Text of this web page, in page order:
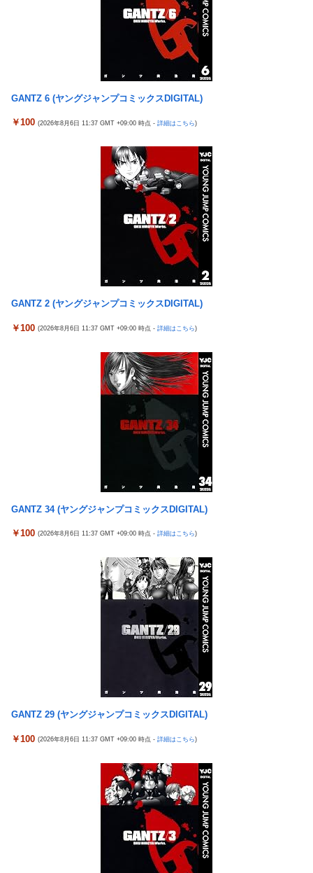
精神科に通院してるけど「ヤンキー・ギャル・体育会系・
茶髪や金髪の人」を待合室で一度も見たことない
ミヤネ屋に出演した左派の社会学者、イオン爆発事故の例
「こんな事になるんやから強制置き配は止めておくべき」
とユーザーがドン引き、UberEatsが導入した強制置き配が起こし
【衝撃】クルタ族虐 殺の犯人、ツェリードニヒで確定！ク
ロロの演劇のせいで2人も無駄死ににwwww
【悲報】ライター「ちいかわが反社とコラボしてた」ﾊﾟｼｬ
死神のコスプレをして隣のビルの屋上から病院を眺めてい
【画像】コスプレイヤーが死ぬ気で痩せた結果ｗｗｗｗ
【悲報】福岡の電車、完全にやらかす。構内アナウンスで
ド下ネタを連発するｗｗｗｗｗ
人気すぎる…
【日向坂46】 かほりん、ありのままの姿・・・【藤嶌果歩
【パ順位】鷹========猫-公=====檻-/==鴎=========鷲
【悲報】みのもんたさん、代表作が「クイズミリオネア」
【幽霊否定派、完全論破】幽霊がいないなら午前2時に一
人で墓石を木刀で叩き割れるよな？ｗｗｗｗｗ
で大当たり＝速さが段違い！渾身のRUSHに神谷が挑む！！】
New!
【実戦報告】Lストリートファイター6の評判まとめ！ヤレ
4号機ジジイ「どんなノーマルタイプでも下皿はガッチガ
チがデフォ」←マジで無駄な事やってるよな
【画像】田中みな実さん、妊娠中とは思えないヒール姿で
ワイ手取り15万正社員→副業でウーバーやってるんやが金
株式投資、若年男性の自信喪失の原因に-6割超が「人生の
New! 韓国警察、大韓サッカー協会を家宅捜索 代表監督選考巡り
New!
パヨク「アジア人民、中国人民と連帯して戦おー！悪政高
積水ハウス「地面師に55億円騙し取られた…」ワイ「はえ
ーかわいそう…会社滅茶苦茶やろなぁ」
【悲報】茂木敏充外相、『大炎上』してしま
「電車で女性が失神したら無言の男が真横についてきた」
とタレントが主張、虚言疑惑が出ると「その男の垢を発見した」
【日向坂46】 かほりん、ありのままの姿・・・【藤嶌果歩
【画像】スト6に彗星の如く現れたフィリピン人キャラが
New!
周囲の人「おい見ろよ…」「一人で来てんのかな…？ｗ」
「腹でけーｗ」一人焼肉ワイ「……ッ…！」
【衝撃】ワイ、偏差値30台の高校に入学した結果ｗｗｗｗ
【悲報】ワンダンス作者「手書きでダンスアニメ描いてみ
ました」←アニメの当てつけにしか見えないと話題に
エアギアって再アニメ化したら良さそうじゃない？ ちゃん
とエロさとか大暮のセンスを忠実に再現して
涌井秀章(40) 2.88 3勝1敗 4QS K/BB10.00
神谷玲子の新台は神ぱち!? #75【「e七つの大罪3」1回転
で大当たり＝速さが段違い！渾身のRUSHに神谷が挑む！！】
る感が微妙！？もう稼働貢献週の予想をするユーザーも！？
New!
4号機ジジイ「どんなノーマルタイプでも下皿はガッチガ
冷笑系パチンカスさん「フルカスは脳死？成人男子がパチ
ンコの演出に一喜一憂してる方が脳死なんよ」
【バンダイ】「食玩」「プライズ」「ガシャポン」2026年
8月発売商品【発売スケジュール】
【悲報】AV女優さん、キモオタチー牛弱男どもの「おはよ
【〈物語〉シリーズ】セガ「忍野忍」「斧乃木余接」プラ
イズフィギュア【彩色原型公開】
New! 三菱自動車、「パジェロ」の中型版・小型版も発売へ
New!
影山優佳、赤ランジェリー×網タイツがスケベ過ぎる！只の痴女
【有能】政府「トラックはサービスエリア利用有料化すればサボ
らず走るし流問題解決じゃね？」
母と一緒の時に、明らかに足に障害がある方が歩いていた。母
「なんであんな歩き方なの？ふざけてるの？」
伊勢鈴蘭さん、コカ・コーラ愛を全力アピール！
今季もタイトル獲得を目指すFC町田ゼルビア黒田剛監督が抱負を
【ポケモンGO】「色違い000個体」とかい逆にレアな個体
外国人「2002年W杯は?」韓国サッカーに衝撃的不祥事！W杯予
選でレフリーへの性的接待発覚！海外騒然！【海外の反応】
【ウマ娘】わたしの全力受け止めて♡ ←「またへんないきものが
GANTZ 6 (ヤングジャンプコミックスDIGITAL)
￥100 (2026年8月6日 11:37 GMT +09:00 時点 - 詳細はこちら)
GANTZ 2 (ヤングジャンプコミックスDIGITAL)
￥100 (2026年8月6日 11:37 GMT +09:00 時点 - 詳細はこちら)
GANTZ 34 (ヤングジャンプコミックスDIGITAL)
￥100 (2026年8月6日 11:37 GMT +09:00 時点 - 詳細はこちら)
GANTZ 29 (ヤングジャンプコミックスDIGITAL)
￥100 (2026年8月6日 11:37 GMT +09:00 時点 - 詳細はこちら)